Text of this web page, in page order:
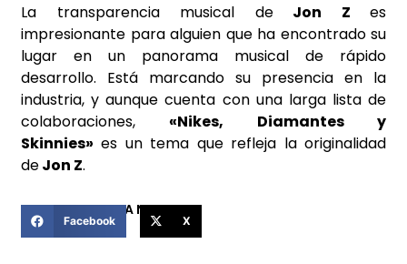
La transparencia musical deJon Z es
impresionante para alguien que ha encontrado su
lugar en un panorama musical de rápido
desarrollo. Está marcando su presencia en la
industria, y aunque cuenta con una larga lista de
colaboraciones, «Nikes, Diamantes y
Skinnies» es un tema que refleja la originalidad
deJon Z.
COMPARTIR ESTA NOTICIA
Facebook X